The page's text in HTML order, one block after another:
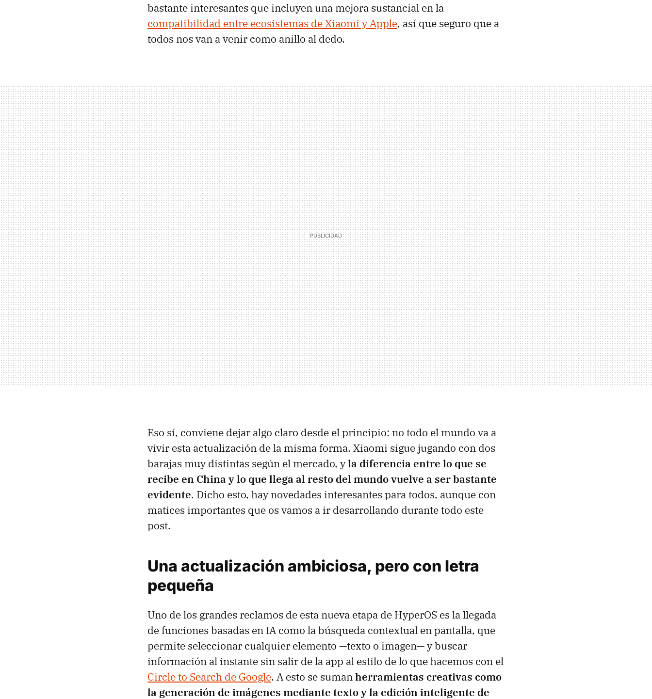
bastante interesantes que incluyen una mejora sustancial en la
compatibilidad entre ecosistemas de Xiaomi y Apple, así que seguro que a
todos nos van a venir como anillo al dedo.
Eso sí, conviene dejar algo claro desde el principio: no todo el mundo va a
vivir esta actualización de la misma forma. Xiaomi sigue jugando con dos
barajas muy distintas según el mercado, yla diferencia entre lo que se
recibe en China y lo que llega al resto del mundo vuelve a ser bastante
evidente. Dicho esto, hay novedades interesantes para todos, aunque con
matices importantes que os vamos a ir desarrollando durante todo este
post.
Una actualización ambiciosa, pero con letra
pequeña
Uno de los grandes reclamos de esta nueva etapa de HyperOS es la llegada
de funciones basadas en IA como la búsqueda contextual en pantalla, que
permite seleccionar cualquier elemento —texto o imagen— y buscar
información al instante sin salir de la app al estilo de lo que hacemos con el
Circle to Search de Google. A esto se sumanherramientas creativas como
la generación de imágenes mediante texto y la edición inteligente de